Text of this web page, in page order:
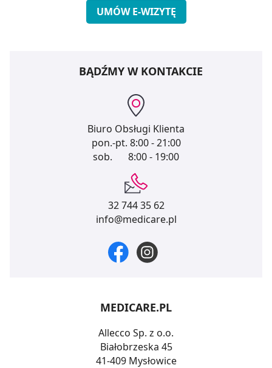
UMÓW E-WIZYTĘ
BĄDŹMY W KONTAKCIE
Biuro Obsługi Klienta
pon.-pt. 8:00 - 21:00
sob.
8:00 - 19:00
32 744 35 62
info@medicare.pl
MEDICARE.PL
Allecco Sp. z o.o.
Białobrzeska 45
41-409 Mysłowice